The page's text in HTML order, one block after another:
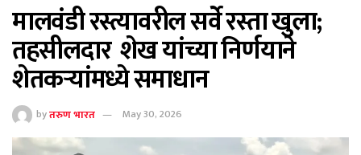
मालवंडी रस्त्यावरील सर्वे रस्ता खुला;
तहसीलदार शेख यांच्या निर्णयाने
शेतकऱ्यांमध्ये समाधान
byतरुण भारत May 30, 2026